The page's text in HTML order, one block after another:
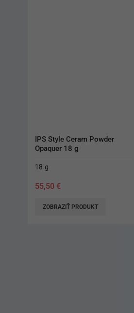
IPS Style Ceram Powder
Opaquer 18 g
18 g
55,50 €
ZOBRAZIŤ PRODUKT